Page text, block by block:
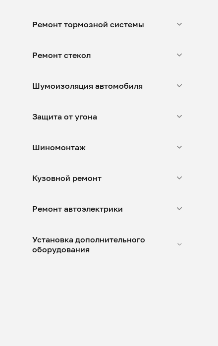
Ремонт тормозной системы
Ремонт стекол
Шумоизоляция автомобиля
Защита от угона
Шиномонтаж
Кузовной ремонт
Ремонт автоэлектрики
Установка дополнительного
оборудования